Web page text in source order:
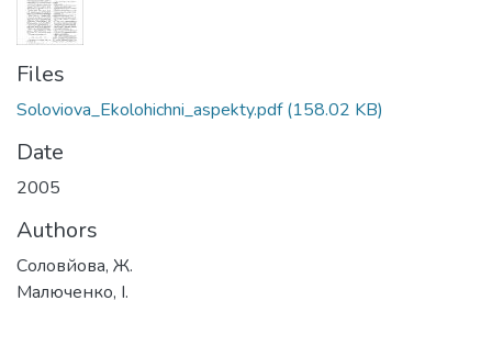
Files
Soloviova_Ekolohichni_aspekty.pdf(158.02 KB)
Date
2005
Authors
Соловйова, Ж.
Малюченко, І.